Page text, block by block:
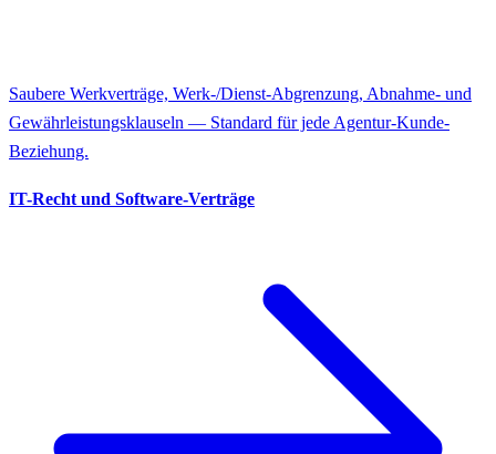
Saubere Werkverträge, Werk-/Dienst-Abgrenzung, Abnahme- und
Gewährleistungsklauseln — Standard für jede Agentur-Kunde-
Beziehung.
IT-Recht und Software-Verträge